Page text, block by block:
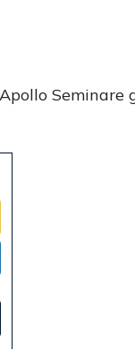
Seminare